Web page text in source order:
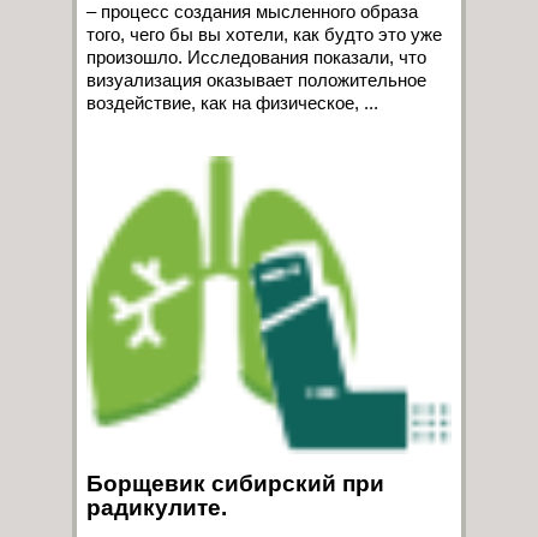
– процесс создания мысленного образа
того, чего бы вы хотели, как будто это уже
произошло. Исследования показали, что
визуализация оказывает положительное
воздействие, как на физическое, ...
Борщевик сибирский при
радикулите.